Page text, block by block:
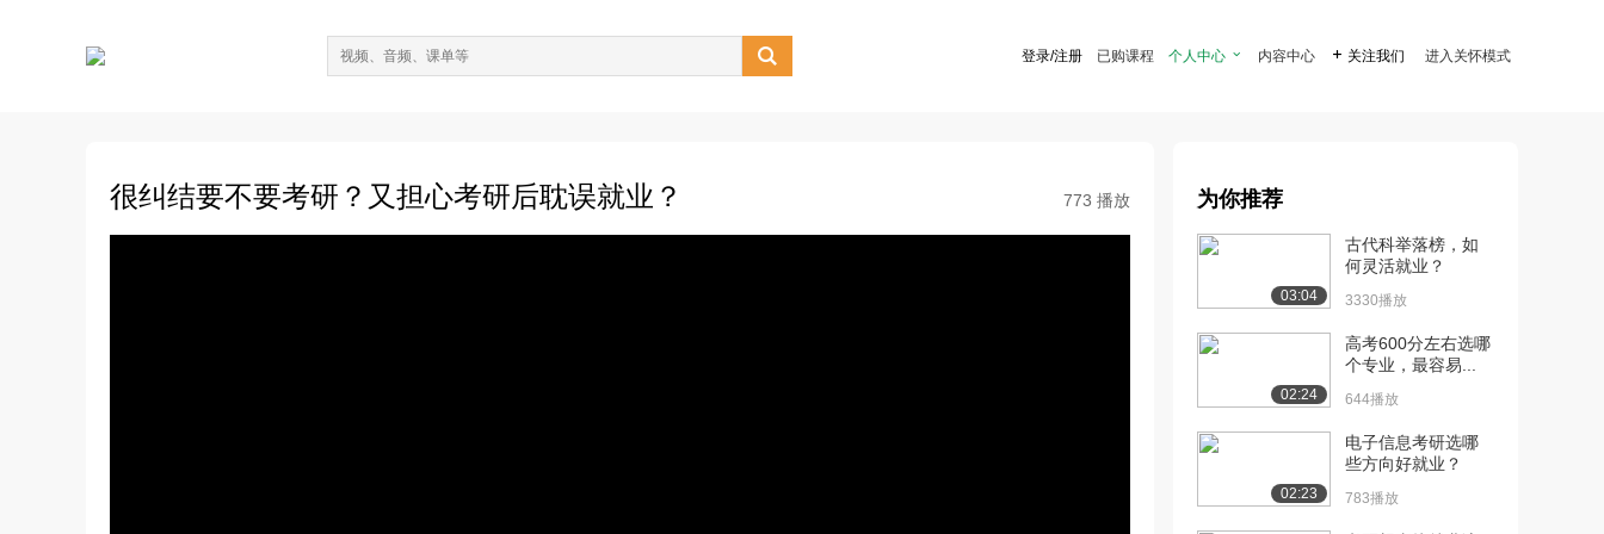
 登录/注册 已购课程 个人中心  内容中心  关注我们 进入关怀模式
很纠结要不要考研？又担心考研后耽误就业？ 773 播放 为你推荐
03:04
古代科举落榜，如
何灵活就业？
3330播放
02:24
高考600分左右选哪
个专业，最容易...
644播放
02:23
电子信息考研选哪
些方向好就业？
783播放